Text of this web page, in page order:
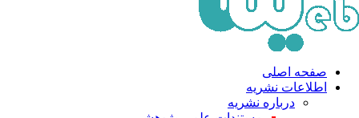
صفحه اصلی
اطلاعات نشریه
درباره نشریه